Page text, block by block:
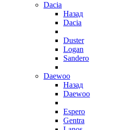
Dacia
Назад
Dacia
Duster
Logan
Sandero
Daewoo
Назад
Daewoo
Espero
Gentra